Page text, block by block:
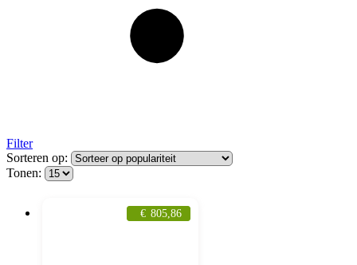
Filter
Sorteren op:
Tonen:
€ 805,86